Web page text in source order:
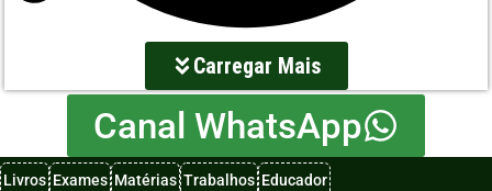
Carregar Mais
Canal WhatsApp
Livros Exames Matérias Trabalhos Educador